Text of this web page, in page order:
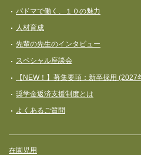
パドマで働く、１０の魅力
人材育成
先輩の先生のインタビュー
スペシャル座談会
【NEW！】募集要項：新卒採用
奨学⾦返済⽀援制度とは
よくあるご質問
在園児用